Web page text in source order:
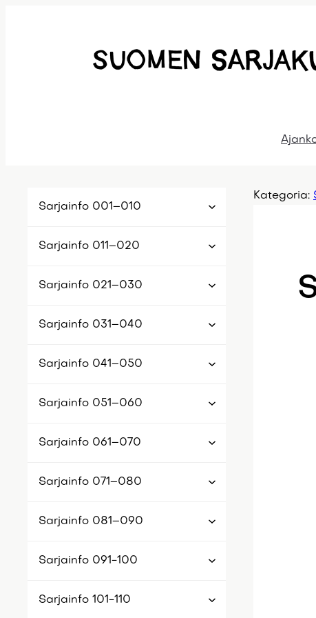
Sarjainfo 001–010
Sarjainfo 011–020
Sarjainfo 021–030
Sarjainfo 031–040
Sarjainfo 041–050
Sarjainfo 051–060
Sarjainfo 061–070
Sarjainfo 071–080
Sarjainfo 081–090
Sarjainfo 091-100
Sarjainfo 101-110
Kategoria: